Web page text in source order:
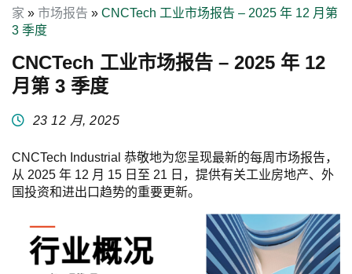
家 » 市场报告 » CNCTech 工业市场报告 – 2025 年 12 月第
3 季度
CNCTech 工业市场报告 – 2025 年 12
月第 3 季度
23 12 月, 2025
CNCTech Industrial 恭敬地为您呈现最新的每周市场报告，
从 2025 年 12 月 15 日至 21 日，提供有关工业房地产、外
国投资和进出口趋势的重要更新。